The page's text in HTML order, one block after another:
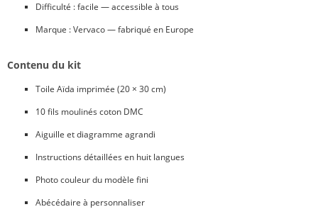
Difficulté : facile — accessible à tous
Marque : Vervaco — fabriqué en Europe
Contenu du kit
Toile Aïda imprimée (20 × 30 cm)
10 fils moulinés coton DMC
Aiguille et diagramme agrandi
Instructions détaillées en huit langues
Photo couleur du modèle fini
Abécédaire à personnaliser